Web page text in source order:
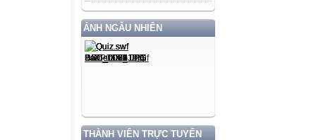
ẢNH NGẪU NHIÊN
THÀNH VIÊN TRỰC TUYẾN